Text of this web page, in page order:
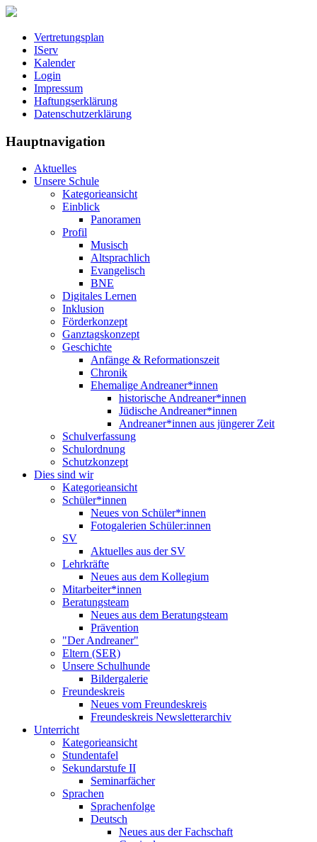
Vertretungsplan
IServ
Kalender
Login
Impressum
Haftungserklärung
Datenschutzerklärung
Hauptnavigation
Aktuelles
Unsere Schule
Kategorieansicht
Einblick
Panoramen
Profil
Musisch
Altsprachlich
Evangelisch
BNE
Digitales Lernen
Inklusion
Förderkonzept
Ganztagskonzept
Geschichte
Anfänge & Reformationszeit
Chronik
Ehemalige Andreaner*innen
historische Andreaner*innen
Jüdische Andreaner*innen
Andreaner*innen aus jüngerer Zeit
Schulverfassung
Schulordnung
Schutzkonzept
Dies sind wir
Kategorieansicht
Schüler*innen
Neues von Schüler*innen
Fotogalerien Schüler:innen
SV
Aktuelles aus der SV
Lehrkräfte
Neues aus dem Kollegium
Mitarbeiter*innen
Beratungsteam
Neues aus dem Beratungsteam
Prävention
"Der Andreaner"
Eltern (SER)
Unsere Schulhunde
Bildergalerie
Freundeskreis
Neues vom Freundeskreis
Freundeskreis Newsletterarchiv
Unterricht
Kategorieansicht
Stundentafel
Sekundarstufe II
Seminarfächer
Sprachen
Sprachenfolge
Deutsch
Neues aus der Fachschaft